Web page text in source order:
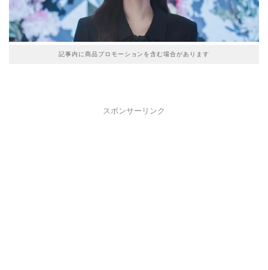
記事内に商品プロモーションを含む場合があります
スポンサーリンク